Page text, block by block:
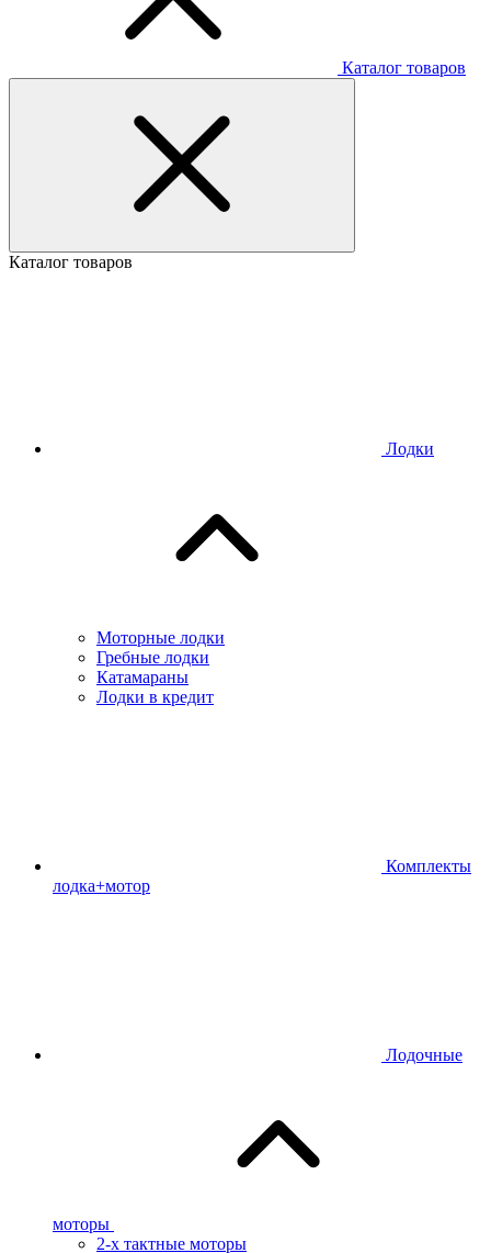
Каталог товаров
Каталог товаров
Лодки
Моторные лодки
Гребные лодки
Катамараны
Лодки в кредит
Комплекты
лодка+мотор
Лодочные
моторы
2-х тактные моторы